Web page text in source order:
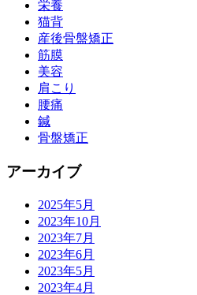
栄養
猫背
産後骨盤矯正
筋膜
美容
肩こり
腰痛
鍼
骨盤矯正
アーカイブ
2025年5月
2023年10月
2023年7月
2023年6月
2023年5月
2023年4月